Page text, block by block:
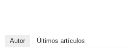
Autor Últimos artículos